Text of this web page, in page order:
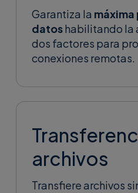
Garantiza la
datoshabilitando la
dos factores para
conexiones remotas.
archivos
Transfiere archivos